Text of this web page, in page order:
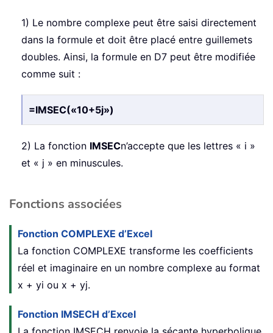
1) Le nombre complexe peut être saisi directement
dans la formule et doit être placé entre guillemets
doubles. Ainsi, la formule en D7 peut être modifiée
comme suit :
=IMSEC(«10+5j»)
2) La fonction IMSECn’accepte que les lettres « i »
et « j » en minuscules.
Fonctions associées
Fonction COMPLEXE d’Excel
La fonction COMPLEXE transforme les coefficients
réel et imaginaire en un nombre complexe au format
x + yi ou x + yj.
Fonction IMSECH d’Excel